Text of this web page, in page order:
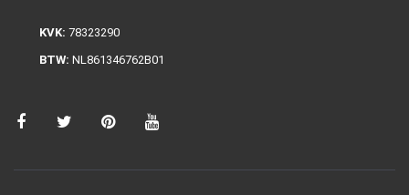
KVK: 78323290
BTW: NL861346762B01